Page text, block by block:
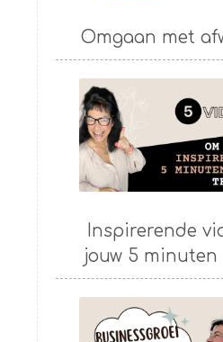
Omgaan met
Inspirerende
jouw 5 minuten